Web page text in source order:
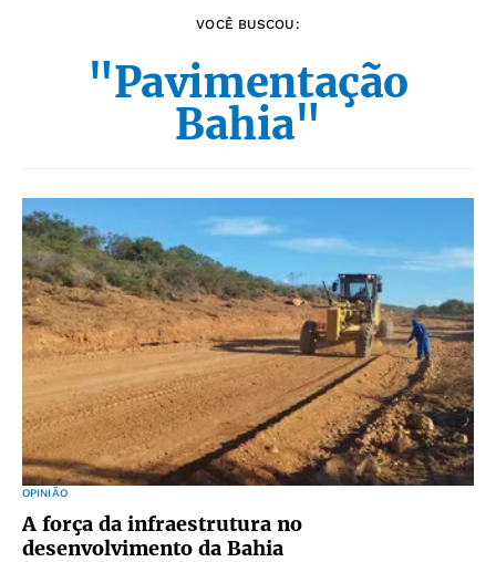
VOCÊ BUSCOU:
"Pavimentação
Bahia"
OPINIÃO
A força da infraestrutura no
desenvolvimento da Bahia